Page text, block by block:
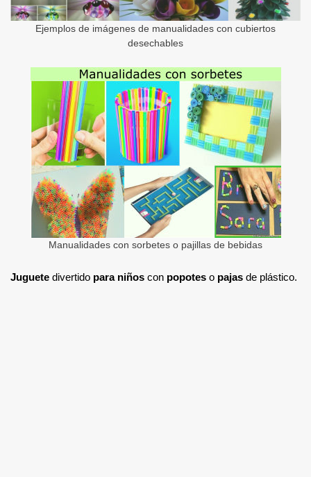
Ejemplos de imágenes de manualidades con cubiertos
desechables
Manualidades con sorbetes o pajillas de bebidas
Juguete divertido para niños con popotes o pajas de plástico.